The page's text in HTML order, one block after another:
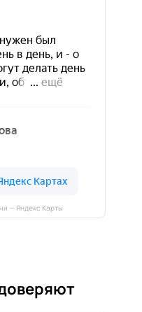
— Яндекс Карты